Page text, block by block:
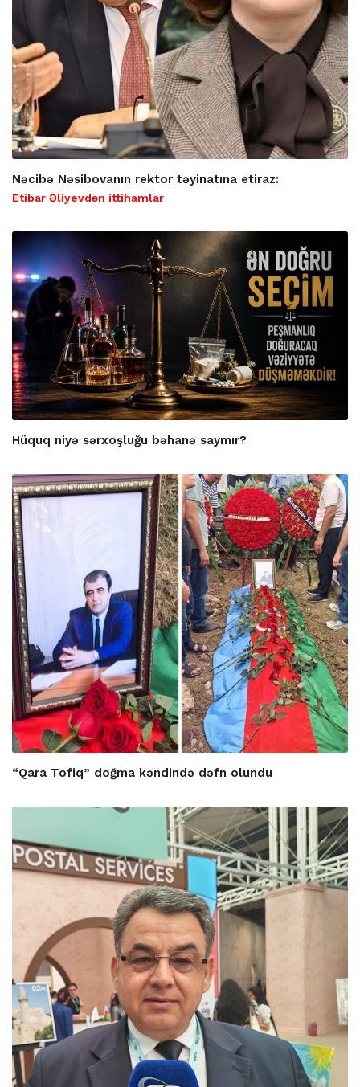
Nəcibə Nəsibovanın rektor təyinatına etiraz:
Etibar Əliyevdən ittihamlar
Hüquq niyə sərxoşluğu bəhanə saymır?
“Qara Tofiq” doğma kəndində dəfn olundu